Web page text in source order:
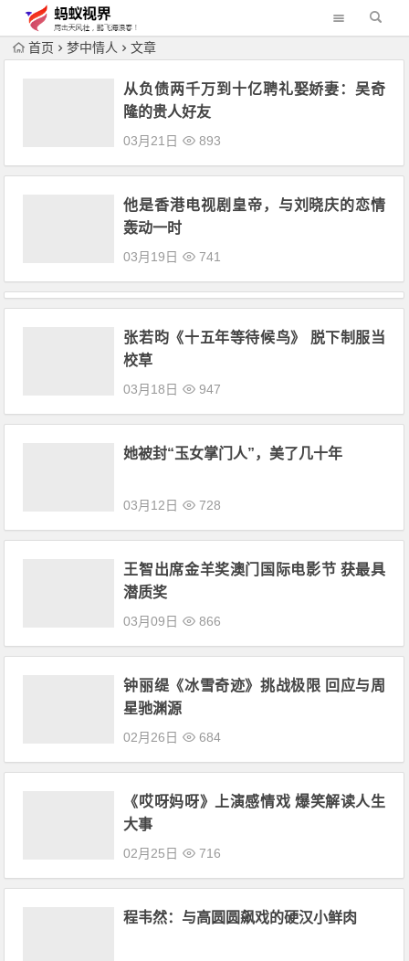
首页 梦中情人 文章
从负债两千万到十亿聘礼娶娇妻：吴奇
隆的贵人好友
03月21日 893
他是香港电视剧皇帝，与刘晓庆的恋情
轰动一时
03月19日 741
张若昀《十五年等待候鸟》 脱下制服当
校草
03月18日 947
她被封“玉女掌门人”，美了几十年
03月12日 728
王智出席金羊奖澳门国际电影节 获最具
潜质奖
03月09日 866
钟丽缇《冰雪奇迹》挑战极限 回应与周
星驰渊源
02月26日 684
《哎呀妈呀》上演感情戏 爆笑解读人生
大事
02月25日 716
程韦然：与高圆圆飙戏的硬汉小鲜肉